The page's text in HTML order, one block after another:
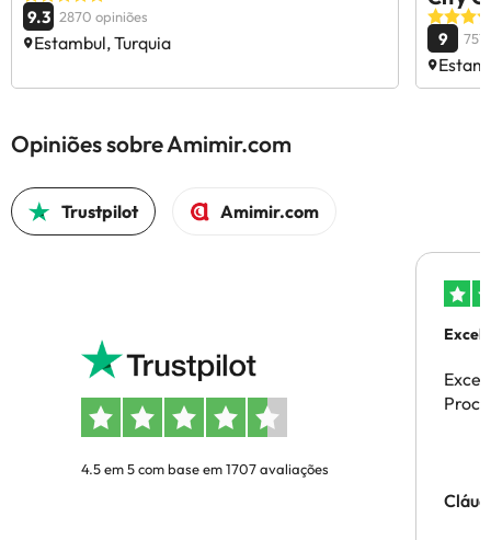
9.3 2870 opiniões
Estambul, Turquia 9 751
Opiniões sobre Amimir.com
Trustpilot Amimir.com
4.5 em 5 com base em 1707 avaliações